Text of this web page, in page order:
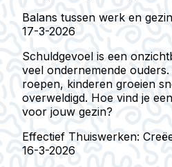
Balans tussen werk en
17-3-2026
Schuldgevoel is een
veel ondernemende
roepen, kinderen groeien
overweldigd. Hoe vind je
voor jouw gezin?
Effectief Thuiswerken:
16-3-2026